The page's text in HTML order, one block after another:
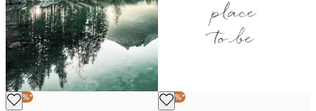
-40%* -40%*